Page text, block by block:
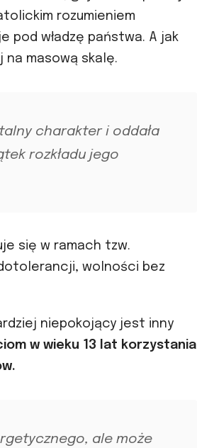
rozumieniem
pod władzę państwa. A jak
na masową skalę.
charakter i oddała
rozkładu jego
się w ramach tzw.
wolności bez
niepokojący jest inny
w wieku 13 lat korzystania
ale może